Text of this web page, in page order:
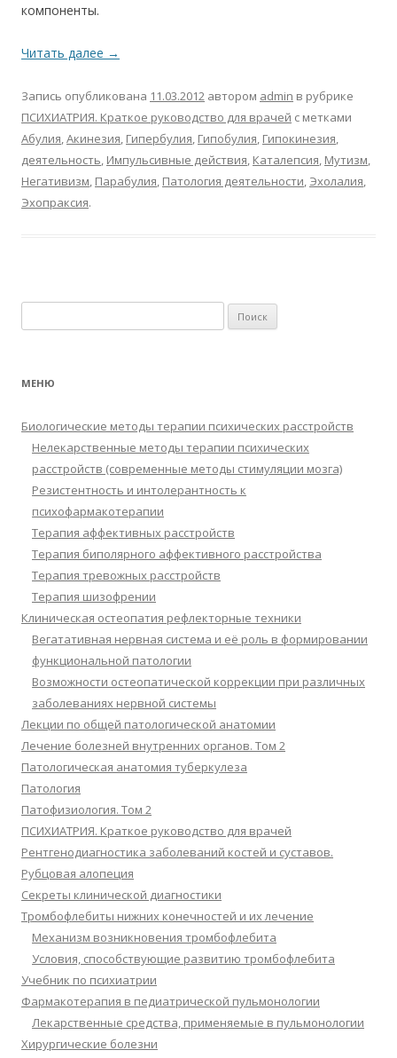
компоненты.
Читать далее →
Запись опубликована 11.03.2012 автором admin в рубрике
ПСИХИАТРИЯ. Краткое руководство для врачей с метками
Абулия,Акинезия, Гипербулия, Гипобулия, Гипокинезия,
деятельность, Импульсивные действия, Каталепсия, Мутизм,
Негативизм, Парабулия, Патология деятельности, Эхолалия,
Эхопраксия.
МЕНЮ
Биологические методы терапии психических расстройств
Нелекарственные методы терапии психических
расстройств (современные методы стимуляции мозга)
Резистентность и интолерантность к
психофармакотерапии
Терапия аффективных расстройств
Терапия биполярного аффективного расстройства
Терапия тревожных расстройств
Терапия шизофрении
Клиническая остеопатия рефлекторные техники
Вегатативная нервная система и её роль в формировании
функциональной патологии
Возможности остеопатической коррекции при различных
заболеваниях нервной системы
Лекции по общей патологической анатомии
Лечение болезней внутренних органов. Том 2
Патологическая анатомия туберкулеза
Патология
Патофизиология. Том 2
ПСИХИАТРИЯ. Краткое руководство для врачей
Рентгенодиагностика заболеваний костей и суставов.
Рубцовая алопеция
Секреты клинической диагностики
Тромбофлебиты нижних конечностей и их лечение
Механизм возникновения тромбофлебита
Условия, способствующие развитию тромбофлебита
Учебник по психиатрии
Фармакотерапия в педиатрической пульмонологии
Лекарственные средства, применяемые в пульмонологии
Хирургические болезни